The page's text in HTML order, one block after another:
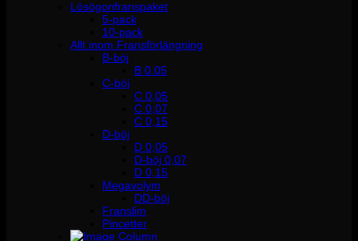
Lösögonfranspaket
5-pack
10-pack
Allt inom Fransförlängning
B-böj
B 0.05
C-böj
C 0,05
C 0,07
C 0,15
D-böj
D 0,05
D-böj 0,07
D 0,15
Megavolym
DD-böj
Franslim
Pincetter